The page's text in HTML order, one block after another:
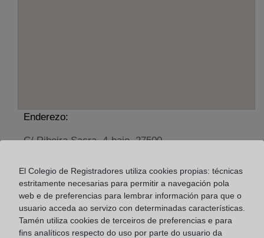
Enderezo:
C/ Ribeira Sacra, 4-bajo, 27500
De lunes a viernes de 09:00 a 17:00 horas
Agosto: De lunes a viernes de 09:00 a 14:00 horas
Los días 24 y 31 de diciembre de 09:00 a 14:00
horas
El Colegio de Registradores utiliza cookies propias: técnicas
estritamente necesarias para permitir a navegación pola
web e de preferencias para lembrar información para que o
usuario acceda ao servizo con determinadas características.
Tamén utiliza cookies de terceiros de preferencias e para
fins analíticos respecto do uso por parte do usuario da